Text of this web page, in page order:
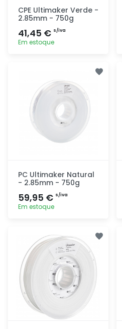
CPE Ultimaker Verde -
2.85mm - 750g
41,45 € s/iva
Em estoque
PC Ultimaker Natural
- 2.85mm - 750g
59,95 € s/iva
Em estoque
rapidamente